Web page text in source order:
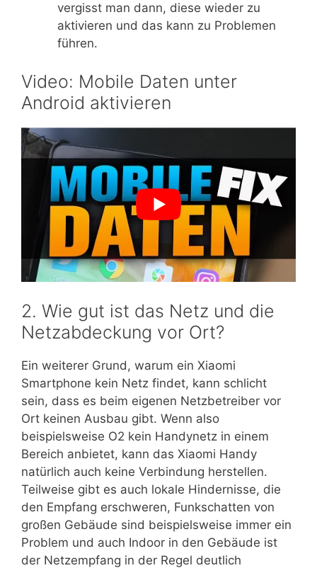
vergisst man dann, diese wieder zu
aktivieren und das kann zu Problemen
führen.
Video: Mobile Daten unter
Android aktivieren
2. Wie gut ist das Netz und die
Netzabdeckung vor Ort?
Ein weiterer Grund, warum ein Xiaomi
Smartphone kein Netz findet, kann schlicht
sein, dass es beim eigenen Netzbetreiber vor
Ort keinen Ausbau gibt. Wenn also
beispielsweise O2 kein Handynetz in einem
Bereich anbietet, kann das Xiaomi Handy
natürlich auch keine Verbindung herstellen.
Teilweise gibt es auch lokale Hindernisse, die
den Empfang erschweren, Funkschatten von
großen Gebäude sind beispielsweise immer ein
Problem und auch Indoor in den Gebäude ist
der Netzempfang in der Regel deutlich